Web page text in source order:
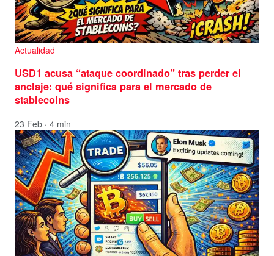
Actualidad
USD1 acusa “ataque coordinado” tras perder el
anclaje: qué significa para el mercado de
stablecoins
23 Feb · 4 min